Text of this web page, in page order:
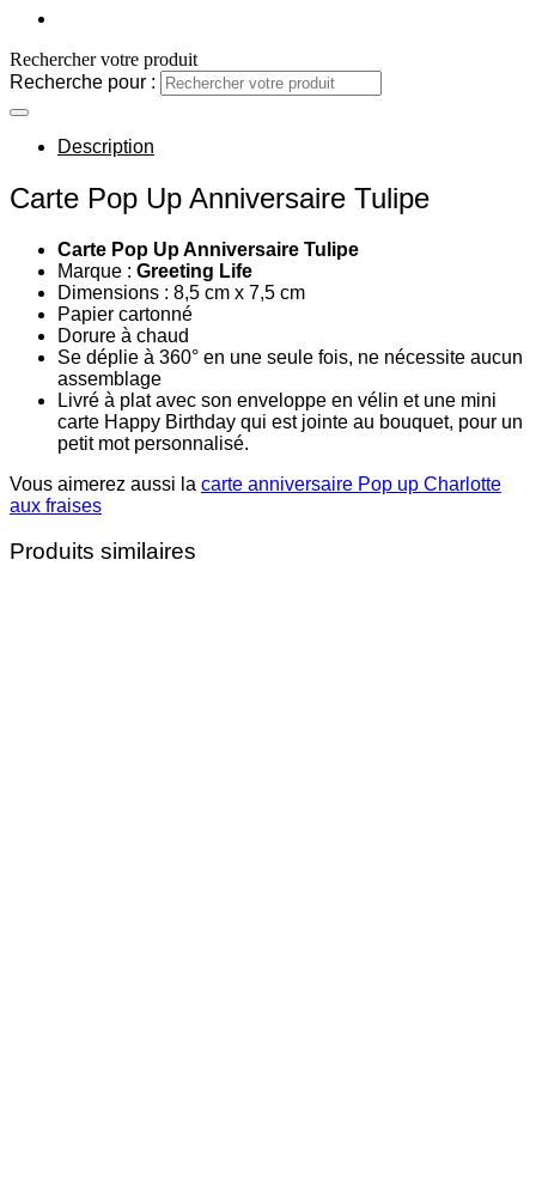
Rechercher votre produit
Recherche pour :
Description
Carte Pop Up Anniversaire Tulipe
Carte Pop Up Anniversaire Tulipe
Marque : Greeting Life
Dimensions : 8,5 cm x 7,5 cm
Papier cartonné
Dorure à chaud
Se déplie à 360° en une seule fois, ne nécessite aucun
assemblage
Livré à plat avec son enveloppe en vélin et une mini
carte Happy Birthday qui est jointe au bouquet, pour un
petit mot personnalisé.
Vous aimerez aussi la carte anniversaire Pop up Charlotte
aux fraises
Produits similaires